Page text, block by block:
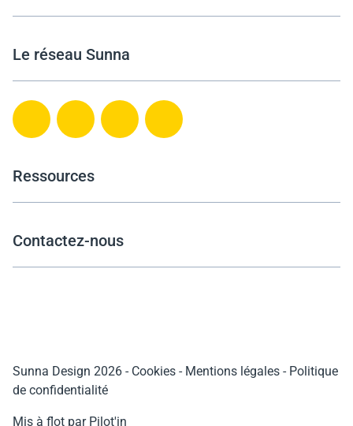
Le réseau Sunna
Ressources
Contactez-nous
Sunna Design 2026 - Cookies - Mentions légales - Politique
de confidentialité
Mis à flot par Pilot'in